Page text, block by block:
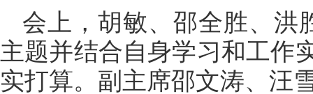
会上，胡敏、邵全胜、洪
主题并结合自身学习和工作
实打算。副主席邵文涛、汪